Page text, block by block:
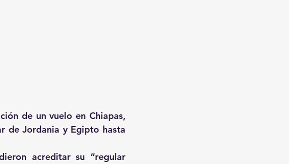
de un vuelo en Chiapas,
de Jordania y Egipto hasta
acreditar su “regular